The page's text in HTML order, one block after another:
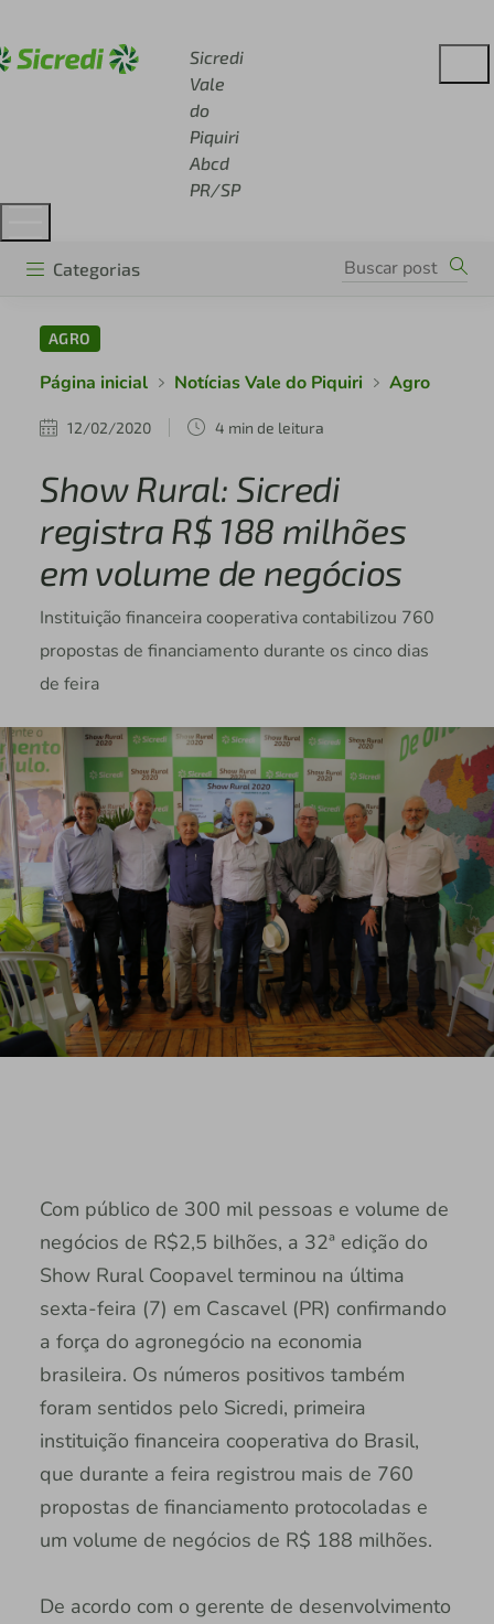
Sicredi
Vale
do
Piquiri
Abcd
PR/SP
Categorias
AGRO
Página inicial Notícias Vale do Piquiri Agro
12/02/2020 4 min de leitura
Show Rural: Sicredi
registra R$ 188 milhões
em volume de negócios
Instituição financeira cooperativa contabilizou 760
propostas de financiamento durante os cinco dias
de feira
Com público de 300 mil pessoas e volume de
negócios de R$2,5 bilhões, a 32ª edição do
Show Rural Coopavel terminou na última
sexta-feira (7) em Cascavel (PR) confirmando
a força do agronegócio na economia
brasileira. Os números positivos também
foram sentidos pelo Sicredi, primeira
instituição financeira cooperativa do Brasil,
que durante a feira registrou mais de 760
propostas de financiamento protocoladas e
um volume de negócios de R$ 188 milhões.
De acordo com o gerente de desenvolvimento